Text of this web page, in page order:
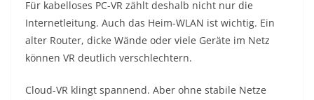
Für kabelloses PC-VR zählt deshalb nicht nur die
Internetleitung. Auch das Heim-WLAN ist wichtig. Ein
alter Router, dicke Wände oder viele Geräte im Netz
können VR deutlich verschlechtern.
Cloud-VR klingt spannend. Aber ohne stabile Netze